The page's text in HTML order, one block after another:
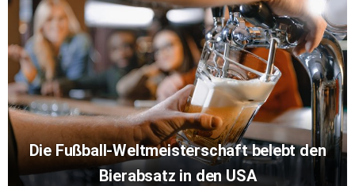
Die Fußball-Weltmeisterschaft belebt den
Bierabsatz in den USA